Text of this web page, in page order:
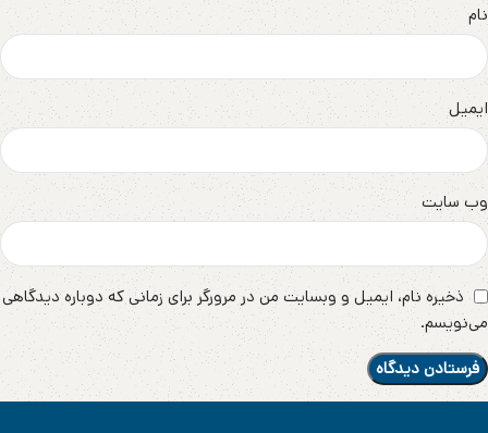
نام
ایمیل
وب‌ سایت
ذخیره نام، ایمیل و وبسایت من در مرورگر برای زمانی که دوباره دیدگاهی
می‌نویسم.